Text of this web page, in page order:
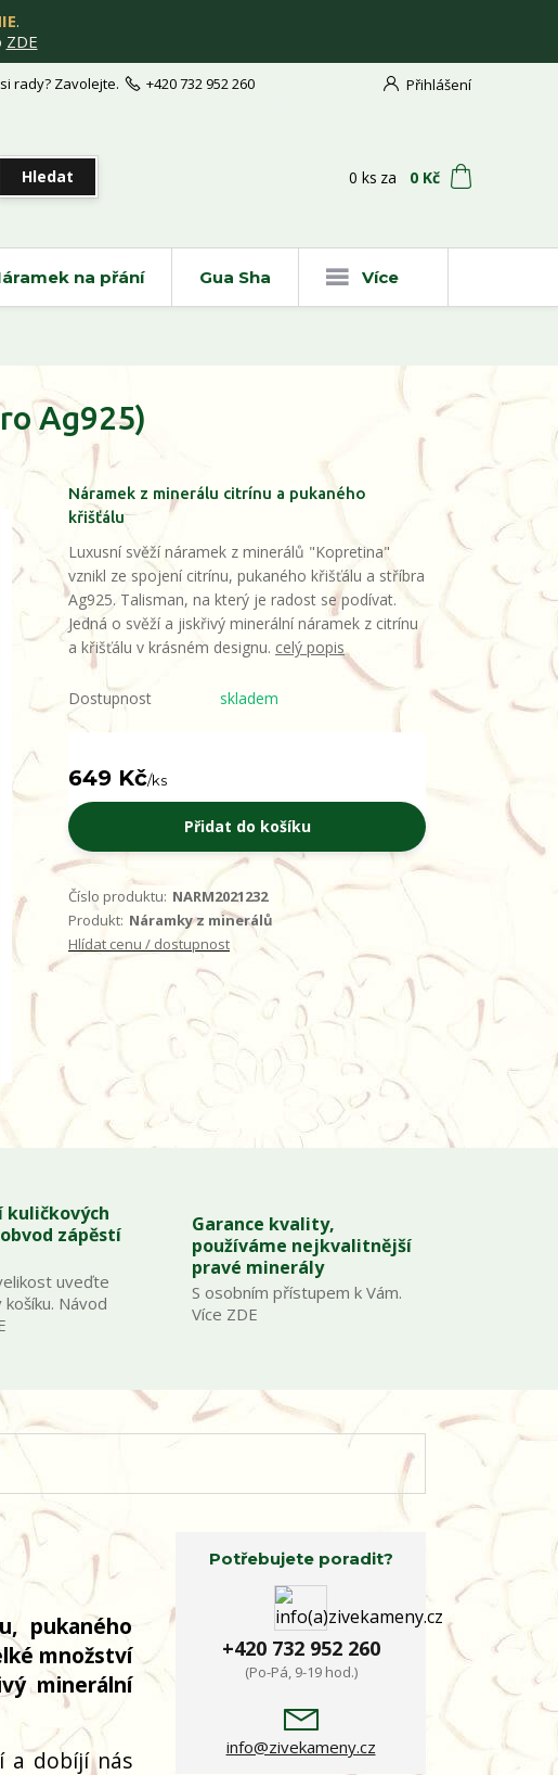
.
ZDE
Přihlášení
Hledat
rady? Zavolejte. +420 732 952 260
0 ks za 0 Kč
na přání Gua Sha Více
Ag925)
Náramek z minerálu citrínu a pukaného
křišťálu
Luxusní svěží náramek z minerálů "Kopretina"
vznikl ze spojení citrínu, pukaného křišťálu a stříbra
Ag925. Talisman, na který je radost se podívat.
Jedná o svěží a jiskřivý minerální náramek z citrínu
a křišťálu v krásném designu. celý popis
Dostupnost skladem
649 Kč/ks
Přidat do košíku
Číslo produktu: NARM2021232
Produkt: Náramky z minerálů
Hlídat cenu / dostupnost
kuličkových
zápěstí
uveďte
Návod
Garance kvality,
používáme nejkvalitnější
pravé minerály
S osobním přístupem k Vám.
Více ZDE
pukaného
množství
minerální
a dobíjí nás
Potřebujete poradit?
+420 732 952 260
(Po-Pá, 9-19 hod.)
info@zivekameny.cz